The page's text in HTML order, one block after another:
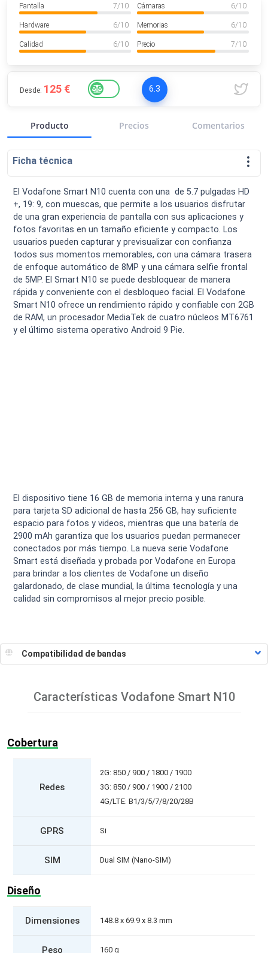
Luchinen
Uruguay
Hola me gustaría saber Si el celula...
VER MÁS
Pantalla 7/ 10 Cámaras 6/ 10
Hardware 6/ 10 Memorias 6/ 10
Calidad 6/ 10 Precio 7/ 10
Desde: 125 € 6.3
Producto Precios Comentarios
Ficha técnica
El Vodafone Smart N10 cuenta con una de 5.7 pulgadas HD
+, 19: 9, con muescas, que permite a los usuarios disfrutar
de una gran experiencia de pantalla con sus aplicaciones y
fotos favoritas en un tamaño eficiente y compacto. Los
usuarios pueden capturar y previsualizar con confianza
todos sus momentos memorables, con una cámara trasera
de enfoque automático de 8MP y una cámara selfie frontal
de 5MP. El Smart N10 se puede desbloquear de manera
rápida y conveniente con el desbloqueo facial. El Vodafone
Smart N10 ofrece un rendimiento rápido y confiable con 2GB
de RAM, un procesador MediaTek de cuatro núcleos MT6761
y el último sistema operativo Android 9 Pie.
El dispositivo tiene 16 GB de memoria interna y una ranura
para tarjeta SD adicional de hasta 256 GB, hay suficiente
espacio para fotos y videos, mientras que una batería de
2900 mAh garantiza que los usuarios puedan permanecer
conectados por más tiempo. La nueva serie Vodafone
Smart está diseñada y probada por Vodafone en Europa
para brindar a los clientes de Vodafone un diseño
galardonado, de clase mundial, la última tecnología y una
calidad sin compromisos al mejor precio posible.
Características Vodafone Smart N10
Cobertura
Redes
2G: 850 / 900 / 1800 / 1900
3G: 850 / 900 / 1900 / 2100
4G/LTE: B1/3/5/7/8/20/28B
GPRS Si
SIM Dual SIM (Nano-SIM)
Diseño
Dimensiones 148.8 x 69.9 x 8.3 mm
Peso 160 g
Descargas Comparativas
Operadores Eventos Comparador